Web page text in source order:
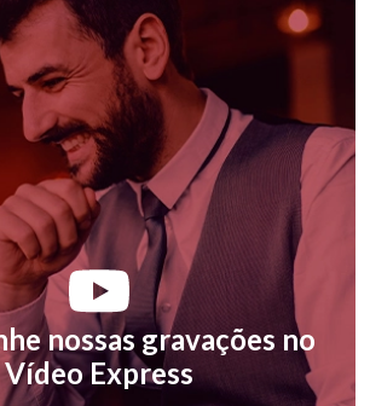
nossas gravações no
Vídeo Express